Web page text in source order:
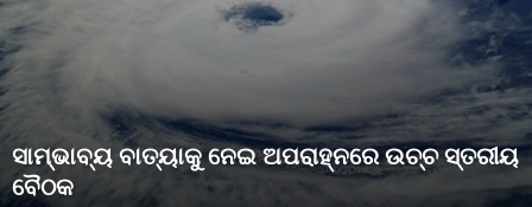
ସାମ୍ଭାବ୍ୟ ବାତ୍ୟାକୁ ନେଇ ଅପରାହ୍ନରେ ଉଚ୍ଚ ସ୍ତରୀୟ
ବୈଠକ